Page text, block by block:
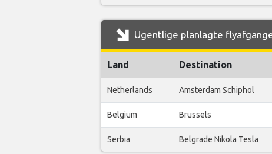
Ugentlige planlagte
Land Destination
Netherlands Amsterdam Schiphol
Belgium Brussels
Serbia Belgrade Nikola Tesla